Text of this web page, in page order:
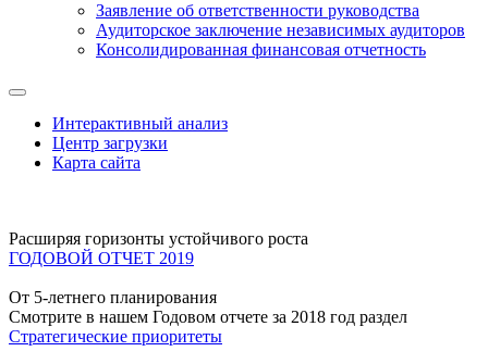
Заявление об ответственности руководства
Аудиторское заключение независимых аудиторов
Консолидированная финансовая отчетность
Интерактивный анализ
Центр загрузки
Карта сайта
Расширяя горизонты устойчивого роста
ГОДОВОЙ ОТЧЕТ 2019
От 5-летнего планирования
Смотрите в нашем Годовом отчете за 2018 год раздел
Стратегические приоритеты